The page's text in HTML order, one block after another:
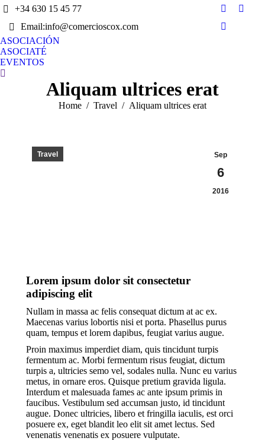
+34 630 15 45 77
Email:info@comercioscox.com
Facebook
page
X
Instagram
ASOCIACIÓN
ASOCIATÉ
EVENTOS
Search:
Aliquam ultrices erat
You are here:
Home Travel Aliquam ultrices erat
Sep
6
2016
Travel
Lorem ipsum dolor sit consectetur
adipiscing elit
Nullam in massa ac felis consequat dictum at ac ex.
Maecenas varius lobortis nisi et porta. Phasellus purus
quam, tempus et lorem dapibus, feugiat varius augue.
Proin maximus imperdiet diam, quis tincidunt turpis
fermentum ac. Morbi fermentum risus feugiat, dictum
turpis a, ultricies semo vel, sodales nulla. Nunc eu varius
metus, in ornare eros. Quisque pretium gravida ligula.
Interdum et malesuada fames ac ante ipsum primis in
faucibus. Vestibulum sed accumsan justo, id tincidunt
augue. Donec ultricies, libero et fringilla iaculis, est orci
posuere ex, eget blandit leo elit sit amet lectus. Sed
venenatis venenatis ex posuere vulputate.